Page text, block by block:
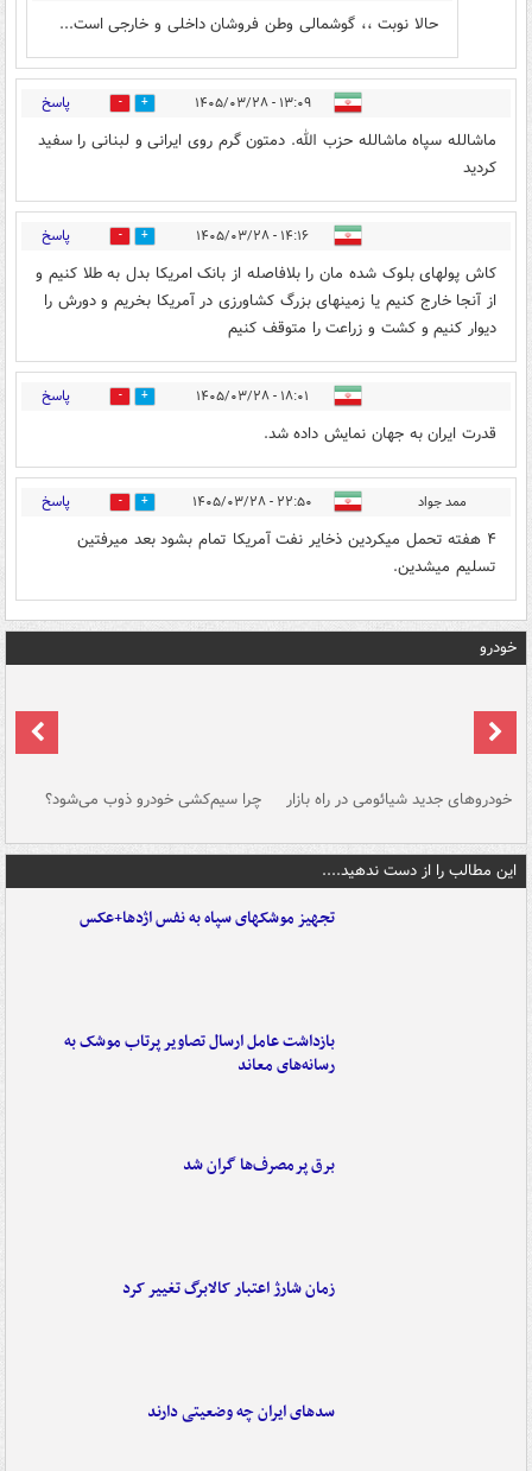
حالا نوبت ،، گوشمالی وطن فروشان داخلی و خارجی است...
۱۳:۰۹ - ۱۴۰۵/۰۳/۲۸ 1 پاسخ
ماشالله سپاه ماشالله حزب الله. دمتون گرم روی ایرانی و لبنانی را سفید
کردید
۱۴:۱۶ - ۱۴۰۵/۰۳/۲۸ 0 پاسخ
کاش پولهای بلوک شده مان را بلافاصله از بانک امریکا بدل به طلا کنیم و
از آنجا خارج کنیم یا زمینهای بزرگ کشاورزی در آمریکا بخریم و دورش را
دیوار کنیم و کشت و زراعت را متوقف کنیم
۱۸:۰۱ - ۱۴۰۵/۰۳/۲۸ 1 پاسخ
قدرت ایران به جهان نمایش داده شد.
ممد جواد ۲۲:۵۰ - ۱۴۰۵/۰۳/۲۸ 1 پاسخ
۴ هفته تحمل میکردین ذخایر نفت آمریکا تمام بشود بعد میرفتین
تسلیم میشدین.
خودرو
خودروهای جدید شیائومی در راه بازار چرا سیم‌کشی خودرو ذوب می‌شود؟
این مطالب را از دست ندهید....
تجهیز موشکهای سپاه به نفس اژدها+عکس
بازداشت عامل ارسال تصاویر پرتاب موشک به
رسانه‌های معاند
برق پرمصرف‌ها گران شد
زمان شارژ اعتبار کالابرگ تغییر کرد
سدهای ایران چه وضعیتی دارند